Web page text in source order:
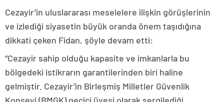
Cezayir’in uluslararası meselelere ilişkin görüşlerinin
ve izlediği siyasetin büyük oranda önem taşıdığına
dikkati çeken Fidan, şöyle devam etti:
“Cezayir sahip olduğu kapasite ve imkanlarla bu
bölgedeki istikrarın garantilerinden biri haline
gelmiştir. Cezayir’in Birleşmiş Milletler Güvenlik